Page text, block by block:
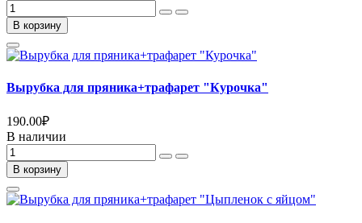
В корзину
Вырубка для пряника+трафарет "Курочка"
190.00₽
В наличии
В корзину